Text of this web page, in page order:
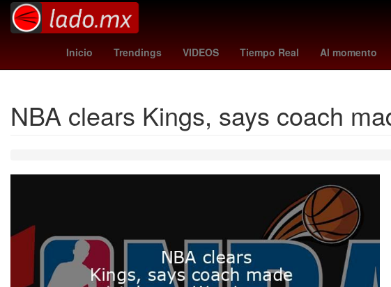
Inicio Trendings VIDEOS Tiempo Real Al momento
Venezolanos Senador cyclospora Star Wars
NBA clears Kings, says coach